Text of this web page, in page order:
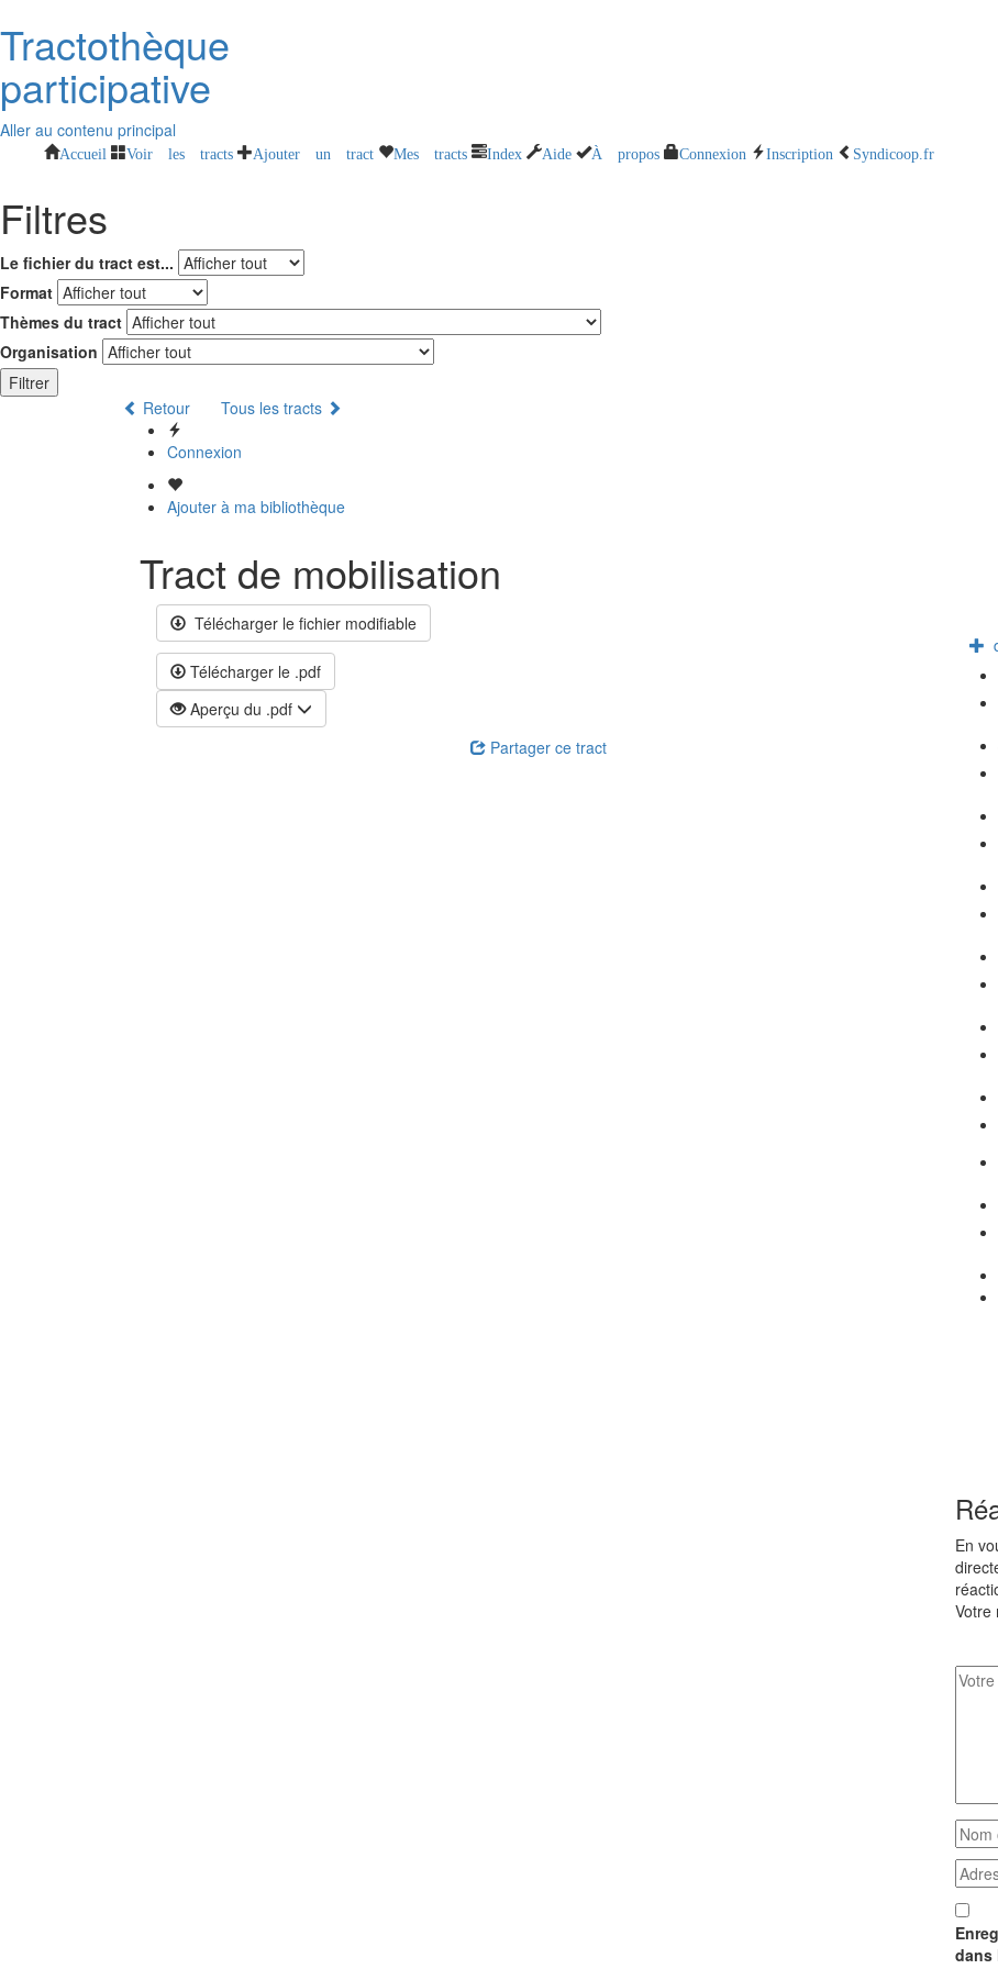
Tractothèque
participative
Aller au contenu principal
Accueil Voir les tracts Ajouter un tract Mes tracts Index Aide À propos Connexion Inscription Syndicoop.fr
Filtres
Le fichier du tract est...
Format
Thèmes du tract
Organisation
Filtrer
Retour
Tous les tracts
Connexion
Ajouter à ma bibliothèque
Tract de mobilisation
Télécharger le fichier modifiable
Télécharger le .pdf
Aperçu du .pdf
Partager ce tract
En
Votre
dans